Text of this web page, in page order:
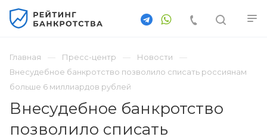
Главная Пресс-центр
Новости
Внесудебное банкротство позволило списать россиянам
больше 6 миллиардов рублей
Внесудебное банкротство
позволило списать